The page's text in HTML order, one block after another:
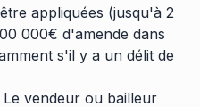
appliquées (jusqu'à 2
000€ d'amende dans
s'il y a un délit de
Le vendeur ou bailleur